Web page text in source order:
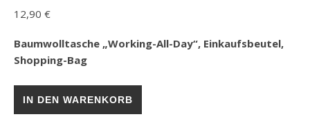
12,90 €
Baumwolltasche „Working-All-Day“, Einkaufsbeutel,
Shopping-Bag
Baumwolltasche „Working-All-Day“, Einkaufsbeutel,
IN DEN WARENKORB